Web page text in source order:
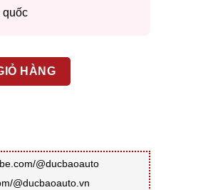
quốc
2 – Sonax Polish & Wax Color Black –
HÀNG
@ducbaoauto
@ducbaoauto.vn